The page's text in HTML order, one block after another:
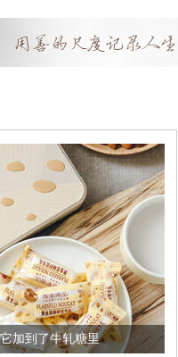
被列入佛家七宝的